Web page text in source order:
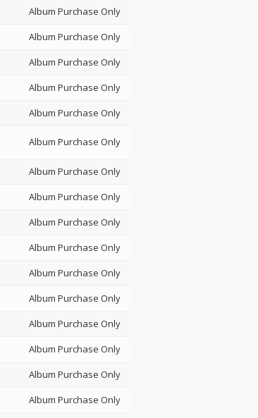
Album Purchase Only
Album Purchase Only
Album Purchase Only
Album Purchase Only
Album Purchase Only
Album Purchase Only
Album Purchase Only
Album Purchase Only
Album Purchase Only
Album Purchase Only
Album Purchase Only
Album Purchase Only
Album Purchase Only
Album Purchase Only
Album Purchase Only
Album Purchase Only